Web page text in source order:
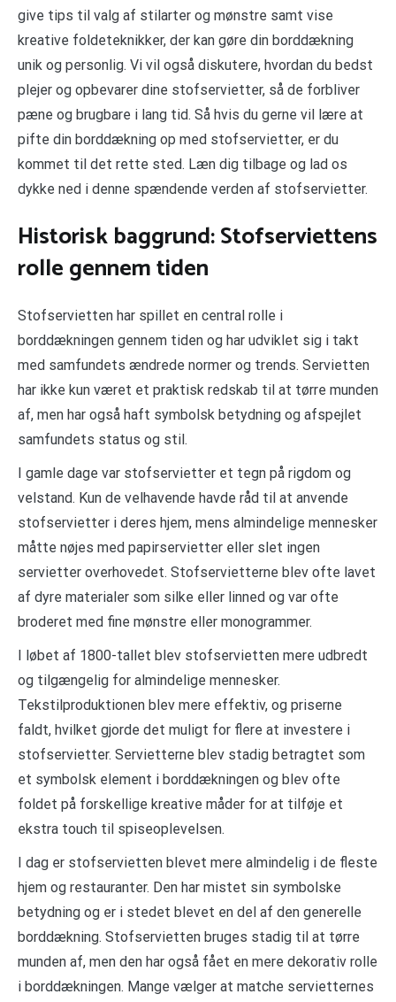
give tips til valg af stilarter og mønstre samt vise
kreative foldeteknikker, der kan gøre din borddækning
unik og personlig. Vi vil også diskutere, hvordan du bedst
plejer og opbevarer dine stofservietter, så de forbliver
pæne og brugbare i lang tid. Så hvis du gerne vil lære at
pifte din borddækning op med stofservietter, er du
kommet til det rette sted. Læn dig tilbage og lad os
dykke ned i denne spændende verden af stofservietter.
Historisk baggrund: Stofserviettens
rolle gennem tiden
Stofservietten har spillet en central rolle i
borddækningen gennem tiden og har udviklet sig i takt
med samfundets ændrede normer og trends. Servietten
har ikke kun været et praktisk redskab til at tørre munden
af, men har også haft symbolsk betydning og afspejlet
samfundets status og stil.
I gamle dage var stofservietter et tegn på rigdom og
velstand. Kun de velhavende havde råd til at anvende
stofservietter i deres hjem, mens almindelige mennesker
måtte nøjes med papirservietter eller slet ingen
servietter overhovedet. Stofservietterne blev ofte lavet
af dyre materialer som silke eller linned og var ofte
broderet med fine mønstre eller monogrammer.
I løbet af 1800-tallet blev stofservietten mere udbredt
og tilgængelig for almindelige mennesker.
Tekstilproduktionen blev mere effektiv, og priserne
faldt, hvilket gjorde det muligt for flere at investere i
stofservietter. Servietterne blev stadig betragtet som
et symbolsk element i borddækningen og blev ofte
foldet på forskellige kreative måder for at tilføje et
ekstra touch til spiseoplevelsen.
I dag er stofservietten blevet mere almindelig i de fleste
hjem og restauranter. Den har mistet sin symbolske
betydning og er i stedet blevet en del af den generelle
borddækning. Stofservietten bruges stadig til at tørre
munden af, men den har også fået en mere dekorativ rolle
i borddækningen. Mange vælger at matche servietternes